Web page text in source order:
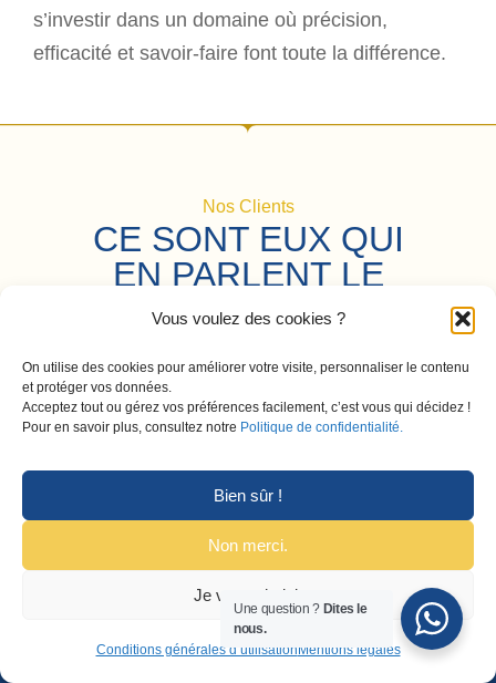
Vous voulez des cookies ?
On utilise des cookies pour améliorer votre visite, personnaliser le contenu
et protéger vos données.
Acceptez tout ou gérez vos préférences facilement, c’est vous qui décidez !
Pour en savoir plus, consultez notre Politique de confidentialité.
Bien sûr !
Non merci.
Je veux choisir
Conditions générales d’utilisationMentions légales
s’investir dans un domaine où précision,
efficacité et savoir-faire font toute la différence.
Nos Clients
CE SONT EUX QUI
EN PARLENT LE
MIEUX
Une question ? Dites le
nous.